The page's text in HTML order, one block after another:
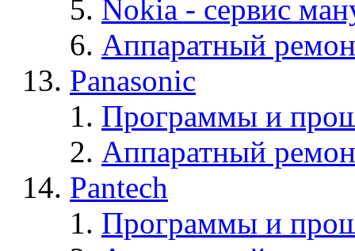
Nokia - cервис
Аппаратный
Panasonic
Программы и
Аппаратный
Pantech
Программы и